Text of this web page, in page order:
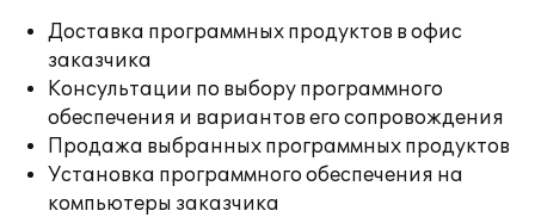
Доставка программных продуктов в офис
заказчика
Консультации по выбору программного
обеспечения и вариантов его сопровождения
Продажа выбранных программных продуктов
Установка программного обеспечения на
компьютеры заказчика